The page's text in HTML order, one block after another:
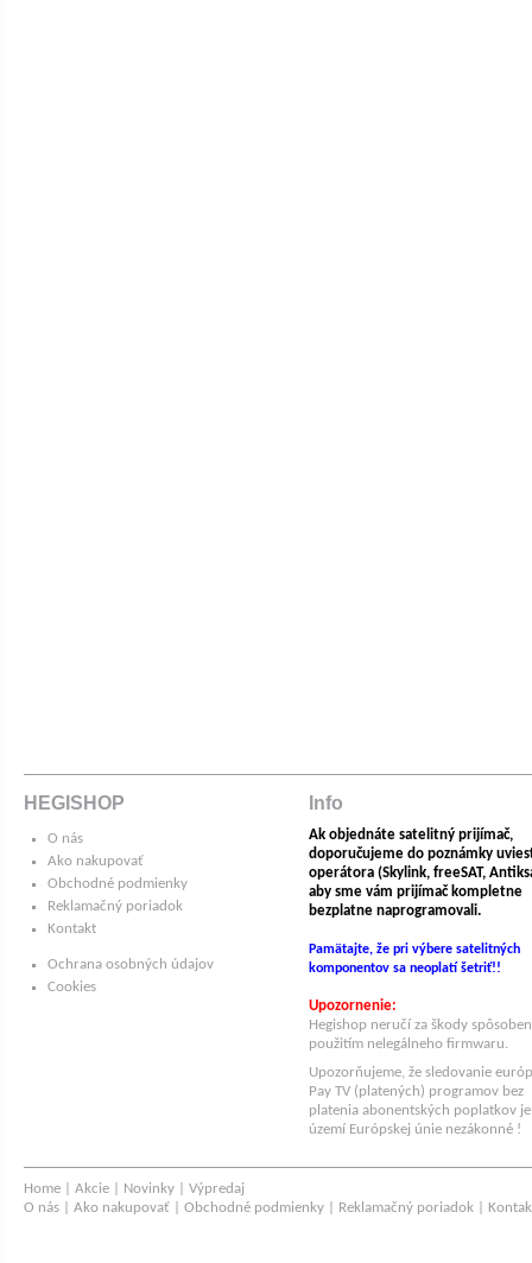
HEGISHOP
O nás
Ako nakupovať
Obchodné podmienky
Reklamačný poriadok
Kontakt
Ochrana osobných údajov
Cookies
Info
Ak objednáte satelitný prijímač,
doporučujeme do poznámky
operátora (Skylink, freeSAT,
aby sme vám prijímač kompletne
bezplatne naprogramovali.
Pamätajte, že pri výbere satelitných
komponentov sa neoplatí šetriť!!
Upozornenie:
Hegishop neručí za škody
použitím nelegálneho firmwaru.
Upozorňujeme, že sledovanie
Pay TV (platených) programov bez
platenia abonentských poplatkov
území Európskej únie nezákonné !
Home Akcie Novinky
Výpredaj
O nás
Ako nakupovať Obchodné podmienky Reklamačný poriadok